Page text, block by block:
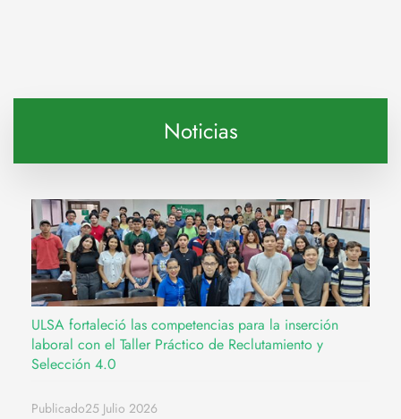
Noticias
ULSA fortaleció las competencias para la inserción
laboral con el Taller Práctico de Reclutamiento y
Selección 4.0
Publicado25 Julio 2026